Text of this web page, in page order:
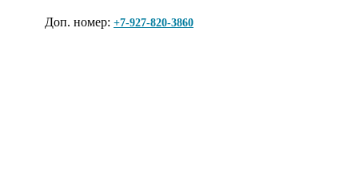
Доп. номер: +7-927-820-3860